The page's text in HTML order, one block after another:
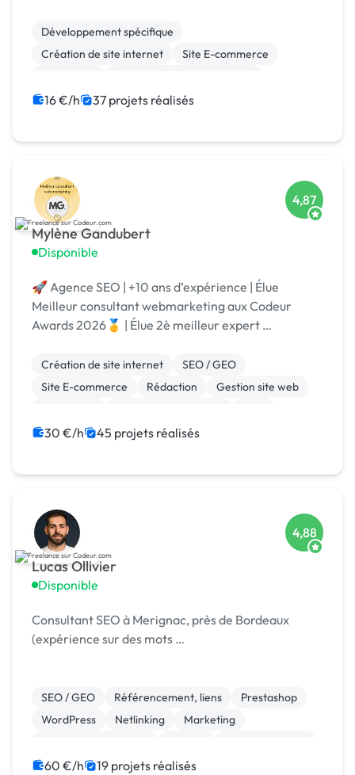
Développement spécifique
Création de site internet
Site E-commerce
Gestion de projet
IoT Dropshipping
16 €/h 37 projets réalisés
Mylène Gandubert
Disponible
4,87
🚀 Agence SEO | +10 ans d’expérience | Élue
Meilleur consultant webmarketing aux Codeur
Awards 2026🥇 | Élue 2è meilleur expert …
Création de site internet
SEO / GEO
Site E-commerce
Rédaction
Gestion site web
Shopify
Site clé en main
30 €/h 45 projets réalisés
Lucas Ollivier
Disponible
4,88
Consultant SEO à Merignac, près de Bordeaux
(expérience sur des mots …
SEO / GEO Référencement, liens
Prestashop
WordPress
Netlinking
Marketing
Google Ads
60 €/h 19 projets réalisés